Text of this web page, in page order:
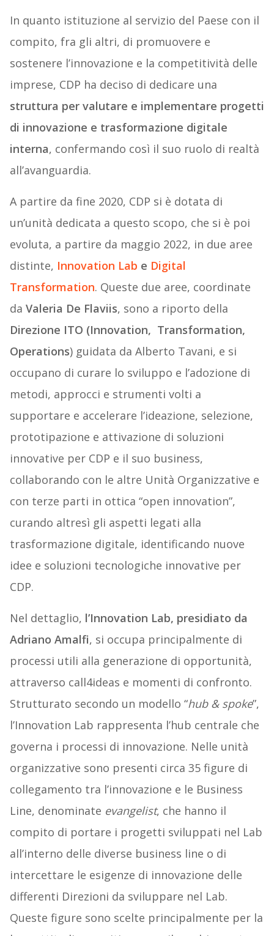
In quanto istituzione al servizio del Paese con il
compito, fra gli altri, di promuovere e
sostenere l’innovazione e la competitività delle
imprese, CDP ha deciso di dedicare una
struttura per valutare e implementare progetti
di innovazione e trasformazione digitale
interna, confermando così il suo ruolo di realtà
all’avanguardia.
A partire da fine 2020, CDP si è dotata di
un’unità dedicata a questo scopo, che si è poi
evoluta, a partire da maggio 2022, in due aree
distinte, Innovation Lab e Digital
Transformation. Queste due aree, coordinate
da Valeria De Flaviis, sono a riporto della
Direzione ITO (Innovation, Transformation,
Operations) guidata da Alberto Tavani, e si
occupano di curare lo sviluppo e l’adozione di
metodi, approcci e strumenti volti a
supportare e accelerare l’ideazione, selezione,
prototipazione e attivazione di soluzioni
innovative per CDP e il suo business,
collaborando con le altre Unità Organizzative e
con terze parti in ottica “open innovation”,
curando altresì gli aspetti legati alla
trasformazione digitale, identificando nuove
idee e soluzioni tecnologiche innovative per
CDP.
Nel dettaglio, l’Innovation Lab, presidiato da
Adriano Amalfi, si occupa principalmente di
processi utili alla generazione di opportunità,
attraverso call4ideas e momenti di confronto.
Strutturato secondo un modello “hub & spoke”,
l’Innovation Lab rappresenta l’hub centrale che
governa i processi di innovazione. Nelle unità
organizzative sono presenti circa 35 figure di
collegamento tra l’innovazione e le Business
Line, denominate evangelist, che hanno il
compito di portare i progetti sviluppati nel Lab
all’interno delle diverse business line o di
intercettare le esigenze di innovazione delle
differenti Direzioni da sviluppare nel Lab.
Queste figure sono scelte principalmente per la